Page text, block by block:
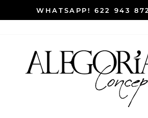
WHATSAPP! 622 943 872